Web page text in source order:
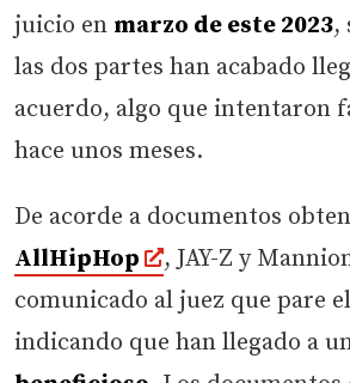
juicio en marzo de este 2023,
las dos partes han acabado
acuerdo, algo que intentaron
hace unos meses.
De acorde a documentos
AllHipHop
, JAY-Z y
comunicado al juez que pare
indicando que han llegado a